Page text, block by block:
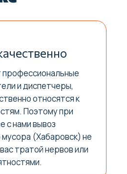
и диспетчеры,
относятся к
Поэтому при
с нами вывоз
(Хабаровск) не
тратой нервов или